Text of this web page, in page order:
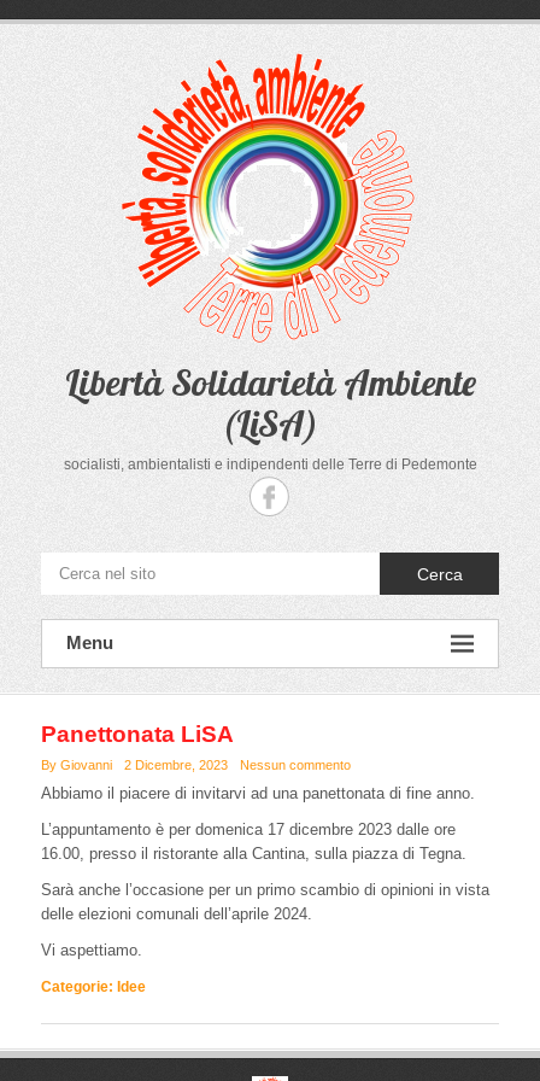
Libertà Solidarietà Ambiente
(LiSA)
socialisti, ambientalisti e indipendenti delle Terre di Pedemonte
Cerca
Menu
Panettonata LiSA
By Giovanni 2 Dicembre, 2023 Nessun commento
Abbiamo il piacere di invitarvi ad una panettonata di fine anno.
L’appuntamento è per domenica 17 dicembre 2023 dalle ore
16.00, presso il ristorante alla Cantina, sulla piazza di Tegna.
Sarà anche l’occasione per un primo scambio di opinioni in vista
delle elezioni comunali dell’aprile 2024.
Vi aspettiamo.
Categorie: Idee